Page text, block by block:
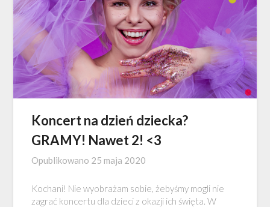
Koncert na dzień dziecka?
GRAMY! Nawet 2! <3
Opublikowano 25 maja 2020
Kochani! Nie wyobrażam sobie, żebyśmy mogli nie
zagrać koncertu dla dzieci z okazji ich święta. W